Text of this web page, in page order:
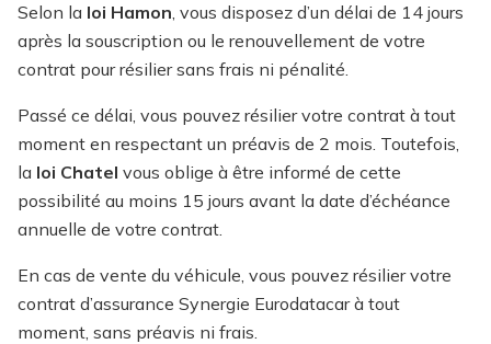
Selon la loi Hamon, vous disposez d’un délai de 14 jours
après la souscription ou le renouvellement de votre
contrat pour résilier sans frais ni pénalité.
Passé ce délai, vous pouvez résilier votre contrat à tout
moment en respectant un préavis de 2 mois. Toutefois,
la loi Chatel vous oblige à être informé de cette
possibilité au moins 15 jours avant la date d’échéance
annuelle de votre contrat.
En cas de vente du véhicule, vous pouvez résilier votre
contrat d’assurance Synergie Eurodatacar à tout
moment, sans préavis ni frais.